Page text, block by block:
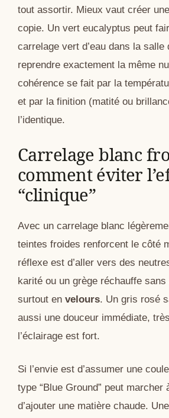
tout assortir. Mieux vaut créer
copie. Un vert eucalyptus peut
carrelage vert d’eau dans la salle
reprendre exactement la même
cohérence se fait par la
et par la finition (matité ou
l’identique.
Carrelage blanc
comment éviter
“clinique”
Avec un carrelage blanc
teintes froides renforcent le côté
réflexe est d’aller vers des
karité ou un grège réchauffe sans
surtout en velours. Un gris rosé
aussi une douceur immédiate,
l’éclairage est fort.
Si l’envie est d’assumer une
type “Blue Ground” peut marcher
d’ajouter une matière chaude.